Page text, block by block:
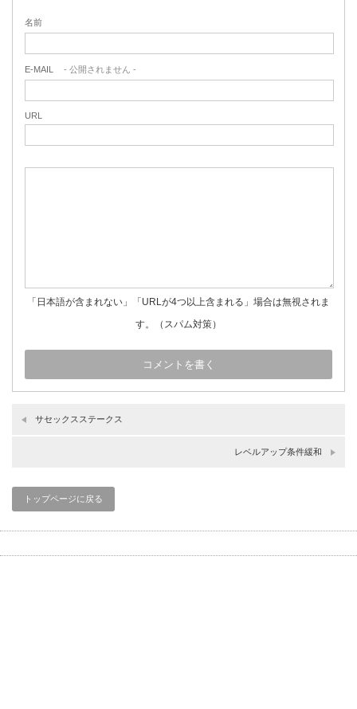
名前
E-MAIL - 公開されません -
URL
「日本語が含まれない」「URLが4つ以上含まれる」場合は無視されま
す。（スパム対策）
サセックスステークス
レベルアップ条件緩和
トップページに戻る